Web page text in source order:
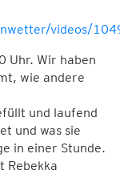
videos/
Uhr. Wir haben
wie andere
und laufend
und was sie
in einer Stunde.
Rebekka